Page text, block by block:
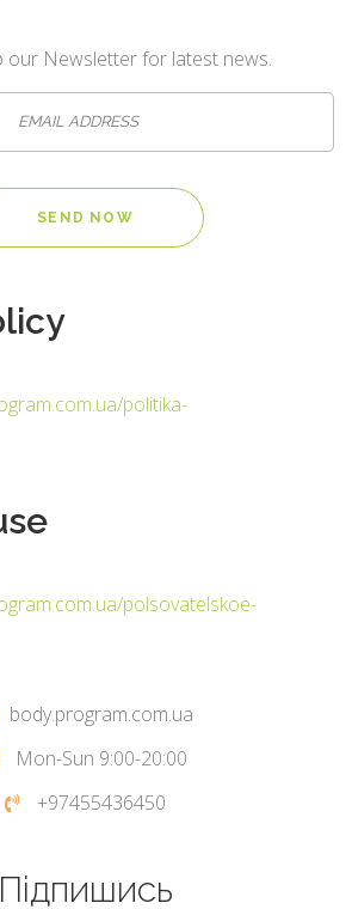
our Newsletter for latest news.
politika-
polsovatelskoe-
body.program.com.ua
Mon-Sun 9:00-20:00
+97455436450
Підпишись